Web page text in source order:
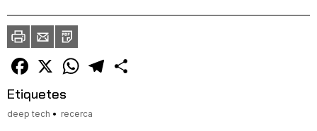
ImprimirEnvia
un
amic
PDF
Facebook
X WhatsAppTelegram
Etiquetes
deep tech recerca